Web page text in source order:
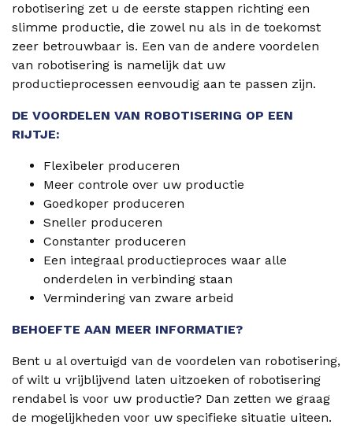
robotisering zet u de eerste stappen richting een
slimme productie, die zowel nu als in de toekomst
zeer betrouwbaar is. Een van de andere voordelen
van robotisering is namelijk dat uw
productieprocessen eenvoudig aan te passen zijn.
DE VOORDELEN VAN ROBOTISERING OP EEN
RIJTJE:
Flexibeler produceren
Meer controle over uw productie
Goedkoper produceren
Sneller produceren
Constanter produceren
Een integraal productieproces waar alle
onderdelen in verbinding staan
Vermindering van zware arbeid
BEHOEFTE AAN MEER INFORMATIE?
Bent u al overtuigd van de voordelen van robotisering,
of wilt u vrijblijvend laten uitzoeken of robotisering
rendabel is voor uw productie? Dan zetten we graag
de mogelijkheden voor uw specifieke situatie uiteen.